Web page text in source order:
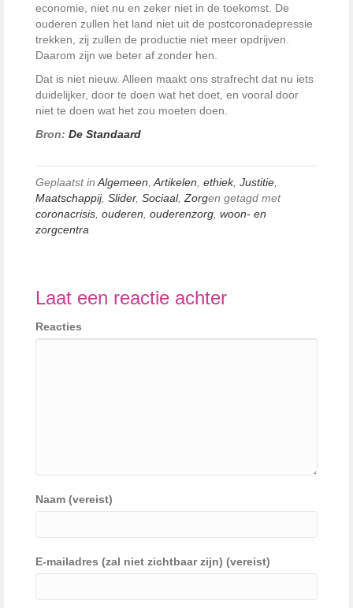
economie, niet nu en zeker niet in de toekomst. De
ouderen zullen het land niet uit de postcoronadepressie
trekken, zij zullen de productie niet meer opdrijven.
Daarom zijn we beter af zonder hen.
Dat is niet nieuw. Alleen maakt ons strafrecht dat nu iets
duidelijker, door te doen wat het doet, en vooral door
niet te doen wat het zou moeten doen.
Bron: De Standaard
Geplaatst in Algemeen Artikelen ethiek, Justitie
Maatschappij, Slider, Sociaal, Zorgen getagd met
coronacrisis ouderen ouderenzorg woon- en
zorgcentra
Laat een reactie achter
Reacties
Naam (vereist)
E-mailadres (zal niet zichtbaar zijn) (vereist)